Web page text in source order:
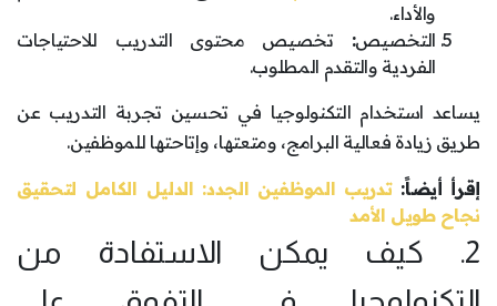
والأداء.
التخصيص: تخصيص محتوى التدريب للاحتياجات
الفردية والتقدم المطلوب.
يساعد استخدام التكنولوجيا في تحسين تجربة التدريب عن
طريق زيادة فعالية البرامج، ومتعتها، وإتاحتها للموظفين.
إقرأ أيضاً:تدريب الموظفين الجدد: الدليل الكامل لتحقيق
نجاح طويل الأمد
2. كيف يمكن الاستفادة من